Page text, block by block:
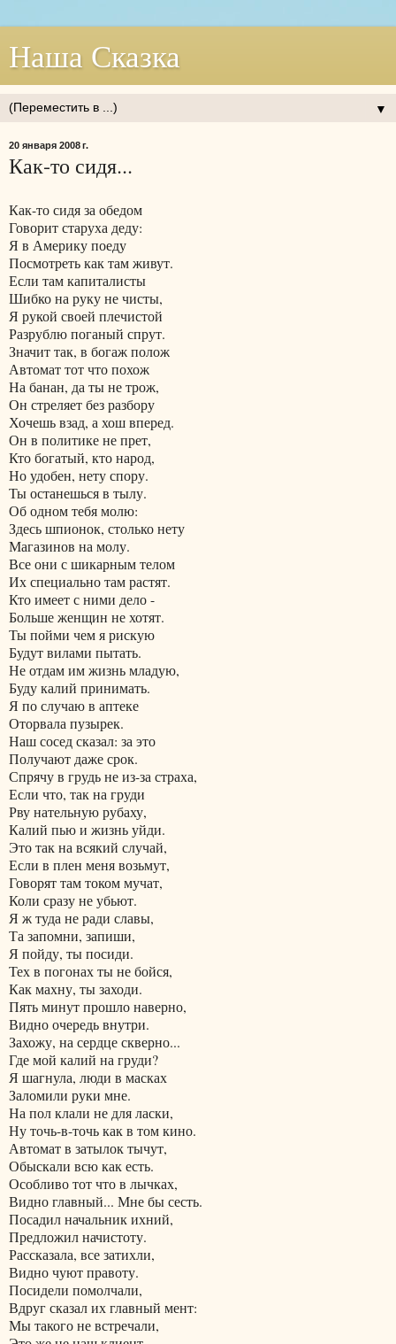
Наша Сказка
▼
20 января 2008 г.
Как-то сидя...
Как-то сидя за обедом
Говорит старуха деду:
Я в Америку поеду
Посмотреть как там живут.
Если там капиталисты
Шибко на руку не чисты,
Я рукой своей плечистой
Разрублю поганый спрут.
Значит так, в богаж полож
Автомат тот что похож
На банан, да ты не трож,
Он стреляет без разбору
Хочешь взад, а хош вперед.
Он в политике не прет,
Кто богатый, кто народ,
Но удобен, нету спору.
Ты останешься в тылу.
Об одном тебя молю:
Здесь шпионок, столько нету
Магазинов на молу.
Все они с шикарным телом
Их специально там растят.
Кто имеет с ними дело -
Больше женщин не хотят.
Ты пойми чем я рискую
Будут вилами пытать.
Не отдам им жизнь младую,
Буду калий принимать.
Я по случаю в аптеке
Оторвала пузырек.
Наш сосед сказал: за это
Получают даже срок.
Спрячу в грудь не из-за страха,
Если что, так на груди
Рву нательную рубаху,
Калий пью и жизнь уйди.
Это так на всякий случай,
Если в плен меня возьмут,
Говорят там током мучат,
Коли сразу не убьют.
Я ж туда не ради славы,
Та запомни, запиши,
Я пойду, ты посиди.
Тех в погонах ты не бойся,
Как махну, ты заходи.
Пять минут прошло наверно,
Видно очередь внутри.
Захожу, на сердце скверно...
Где мой калий на груди?
Я шагнула, люди в масках
Заломили руки мне.
На пол клали не для ласки,
Ну точь-в-точь как в том кино.
Автомат в затылок тычут,
Обыскали всю как есть.
Особливо тот что в лычках,
Видно главный... Мне бы сесть.
Посадил начальник ихний,
Предложил начистоту.
Рассказала, все затихли,
Видно чуют правоту.
Посидели помолчали,
Вдруг сказал их главный мент:
Мы такого не встречали,